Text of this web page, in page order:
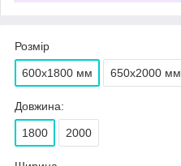
Розмір
600х1800 мм 650х2000 мм
Довжина:
1800 2000